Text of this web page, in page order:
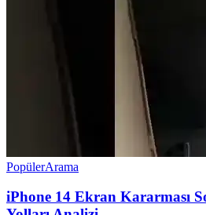
PopülerArama
iPhone 14 Ekran Kararması